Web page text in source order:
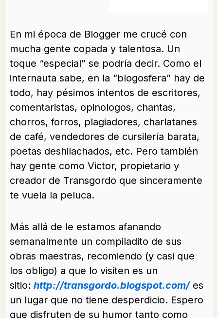
En mi época de Blogger me crucé con
mucha gente copada y talentosa. Un
toque “especial” se podría decir. Como el
internauta sabe, en la “blogosfera” hay de
todo, hay pésimos intentos de escritores,
comentaristas, opinologos, chantas,
chorros, forros, plagiadores, charlatanes
de café, vendedores de cursilería barata,
poetas deshilachados, etc. Pero también
hay gente como Victor, propietario y
creador de Transgordo que sinceramente
te vuela la peluca.
Más allá de le estamos afanando
semanalmente un compiladito de sus
obras maestras, recomiendo (y casi que
los obligo) a que lo visiten es un
sitio: http://transgordo.blogspot.com/es
un lugar que no tiene desperdicio. Espero
que disfruten de su humor tanto como